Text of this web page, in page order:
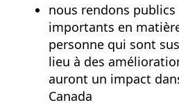
nous rendons
importants en
personne qui sont
lieu à des
auront un impact
Canada